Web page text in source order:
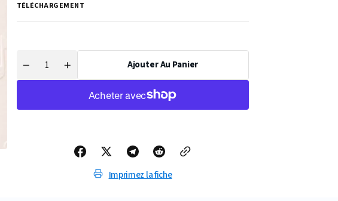
TÉLÉCHARGEMENT
Réduire
Quantité
Augmenter
Ajouter Au Panier
Imprimez la fiche